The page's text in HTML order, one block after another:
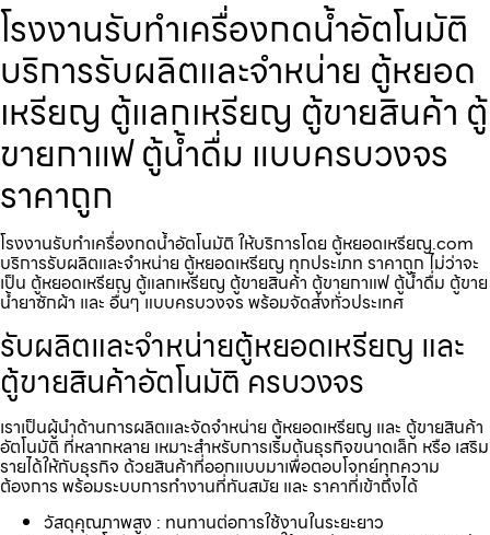
โรงงานรับทำเครื่องกดน้ำอัตโนมัติ
บริการรับผลิตและจำหน่าย ตู้หยอด
เหรียญ ตู้แลกเหรียญ ตู้ขายสินค้า ตู้
ขายกาแฟ ตู้น้ำดื่ม แบบครบวงจร
ราคาถูก
โรงงานรับทำเครื่องกดน้ำอัตโนมัติ ให้บริการโดย ตู้หยอดเหรียญ.com
บริการรับผลิตและจำหน่าย ตู้หยอดเหรียญ ทุกประเภท ราคาถูก ไม่ว่าจะ
เป็น ตู้หยอดเหรียญ ตู้แลกเหรียญ ตู้ขายสินค้า ตู้ขายกาแฟ ตู้น้ำดื่ม ตู้ขาย
น้ำยาซักผ้า และ อื่นๆ แบบครบวงจร พร้อมจัดส่งทั่วประเทศ
รับผลิตและจำหน่ายตู้หยอดเหรียญ และ
ตู้ขายสินค้าอัตโนมัติ ครบวงจร
เราเป็นผู้นำด้านการผลิตและจัดจำหน่าย ตู้หยอดเหรียญ และ ตู้ขายสินค้า
อัตโนมัติ ที่หลากหลาย เหมาะสำหรับการเริ่มต้นธุรกิจขนาดเล็ก หรือ เสริม
รายได้ให้กับธุรกิจ ด้วยสินค้าที่ออกแบบมาเพื่อตอบโจทย์ทุกความ
ต้องการ พร้อมระบบการทำงานที่ทันสมัย และ ราคาที่เข้าถึงได้
วัสดุคุณภาพสูง : ทนทานต่อการใช้งานในระยะยาว